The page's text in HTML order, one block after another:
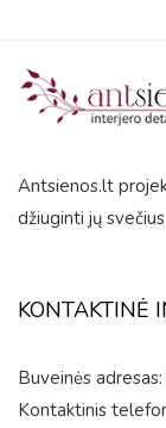
Antsienos.lt
džiuginti jų
KONTAKTINĖ
Buveinės
Kontaktinis